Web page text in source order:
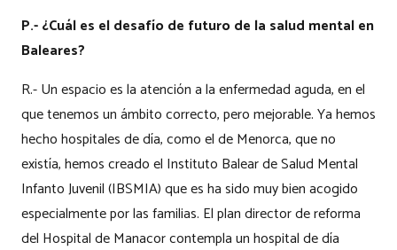
P.- ¿Cuál es el desafío de futuro de la salud mental en
Baleares?
R.- Un espacio es la atención a la enfermedad aguda, en el
que tenemos un ámbito correcto, pero mejorable. Ya hemos
hecho hospitales de día, como el de Menorca, que no
existía, hemos creado el Instituto Balear de Salud Mental
Infanto Juvenil (IBSMIA) que es ha sido muy bien acogido
especialmente por las familias. El plan director de reforma
del Hospital de Manacor contempla un hospital de día